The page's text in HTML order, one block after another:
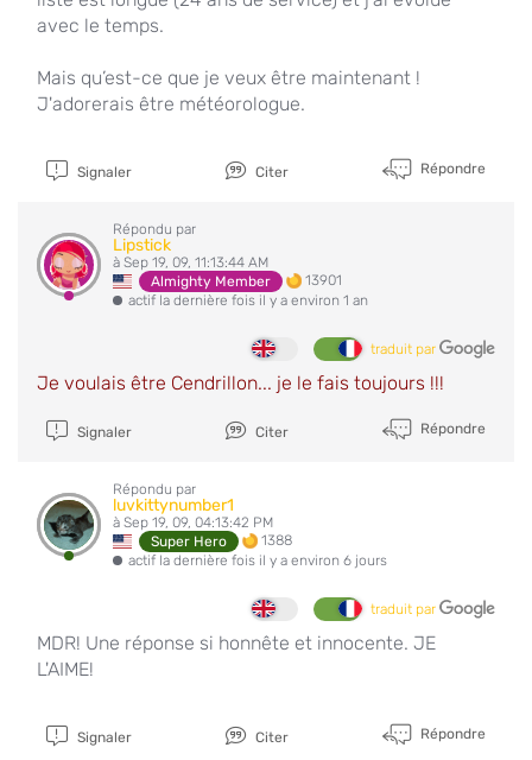
avec le temps.
Mais qu’est-ce que je veux être maintenant !
J'adorerais être météorologue.
Signaler Citer Répondre
Répondu par
Lipstick
à Sep 19, 09, 11:13:44 AM
Almighty Member
13901
actif la dernière fois il y a environ 1 an
traduit par
Je voulais être Cendrillon... je le fais toujours !!!
Signaler Citer Répondre
Répondu par
luvkittynumber1
à Sep 19, 09, 04:13:42 PM
Super Hero
1388
actif la dernière fois il y a environ 6 jours
traduit par
MDR! Une réponse si honnête et innocente. JE
L'AIME!
Signaler Citer Répondre